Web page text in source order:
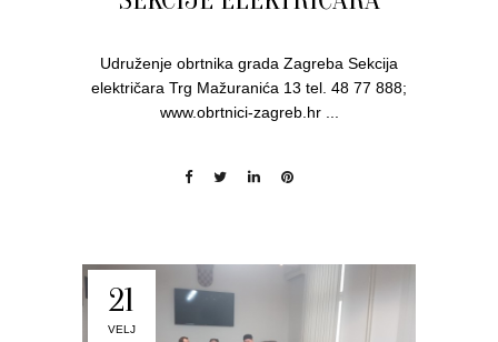
Udruženje obrtnika grada Zagreba Sekcija
električara Trg Mažuranića 13 tel. 48 77 888;
www.obrtnici-zagreb.hr ...
21
VELJ